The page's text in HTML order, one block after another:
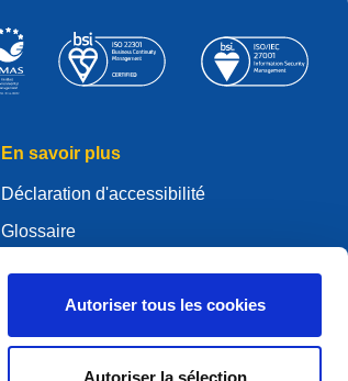
Autoriser tous les cookies
Autoriser la sélection
En savoir plus
Déclaration d'accessibilité
Glossaire
Mon compte .eu